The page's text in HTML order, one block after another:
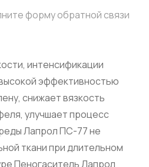
форму обратной связи
интенсификации
эффективностью
снижает вязкость
улучшает процесс
Лапрол ПС-77 не
ткани при длительном
Пеногаситель Лапрол